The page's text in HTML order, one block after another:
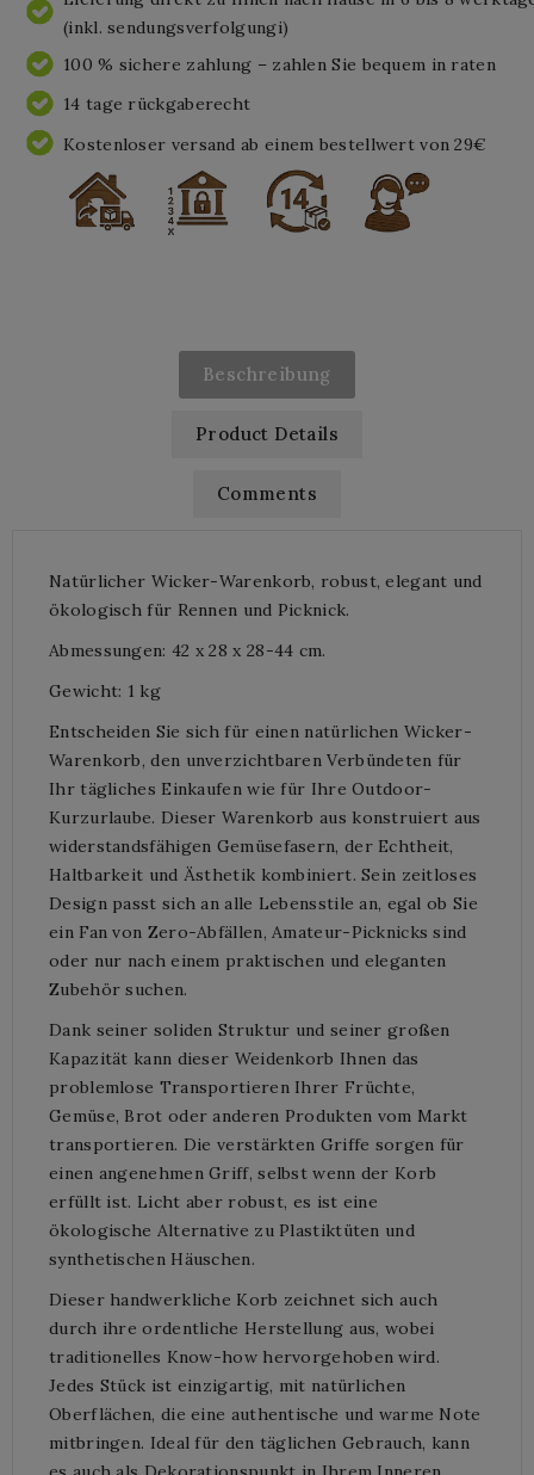
(inkl. sendungsverfolgungi)
100 % sichere zahlung – zahlen Sie bequem in raten
14 tage rückgaberecht
Kostenloser versand ab einem bestellwert von 29€
Beschreibung
Product Details
Comments
Natürlicher Wicker-Warenkorb, robust, elegant und
ökologisch für Rennen und Picknick.
Abmessungen: 42 x 28 x 28-44 cm.
Gewicht: 1 kg
Entscheiden Sie sich für einen natürlichen Wicker-
Warenkorb, den unverzichtbaren Verbündeten für
Ihr tägliches Einkaufen wie für Ihre Outdoor-
Kurzurlaube. Dieser Warenkorb aus konstruiert aus
widerstandsfähigen Gemüsefasern, der Echtheit,
Haltbarkeit und Ästhetik kombiniert. Sein zeitloses
Design passt sich an alle Lebensstile an, egal ob Sie
ein Fan von Zero-Abfällen, Amateur-Picknicks sind
oder nur nach einem praktischen und eleganten
Zubehör suchen.
Dank seiner soliden Struktur und seiner großen
Kapazität kann dieser Weidenkorb Ihnen das
problemlose Transportieren Ihrer Früchte,
Gemüse, Brot oder anderen Produkten vom Markt
transportieren. Die verstärkten Griffe sorgen für
einen angenehmen Griff, selbst wenn der Korb
erfüllt ist. Licht aber robust, es ist eine
ökologische Alternative zu Plastiktüten und
synthetischen Häuschen.
Dieser handwerkliche Korb zeichnet sich auch
durch ihre ordentliche Herstellung aus, wobei
traditionelles Know-how hervorgehoben wird.
Jedes Stück ist einzigartig, mit natürlichen
Oberflächen, die eine authentische und warme Note
mitbringen. Ideal für den täglichen Gebrauch, kann